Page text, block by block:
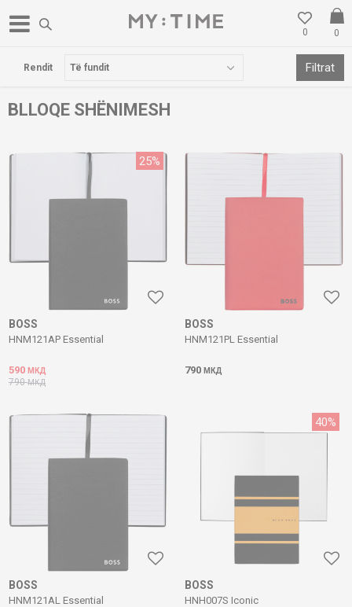
0
0
POSTA FALAS PËR BLERJE MBI 3000 DENARË
BLLOQE SHËNIMESH
Rendit Filtrat
25%
BOSS
HNM121AP Essential
590 МКД
790МКД
BOSS
HNM121PL Essential
790 МКД
BOSS
HNM121AL Essential
40%
BOSS
HNH007S Iconic